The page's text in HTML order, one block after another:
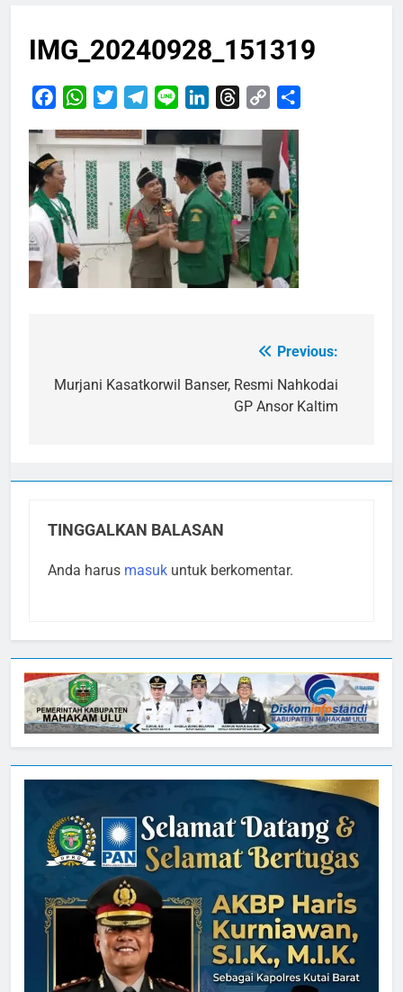
IMG_20240928_151319
FacebookWhatsApp
TwitterTelegram
Line LinkedInThreads
Copy
pos
Previous:
Murjani Kasatkorwil Banser, Resmi Nahkodai
GP Ansor Kaltim
TINGGALKAN BALASAN
Anda harus masuk untuk berkomentar.